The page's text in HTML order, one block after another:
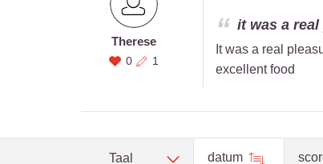
Therese
0 1
it was a
It was a real
excellent food
Taal datum